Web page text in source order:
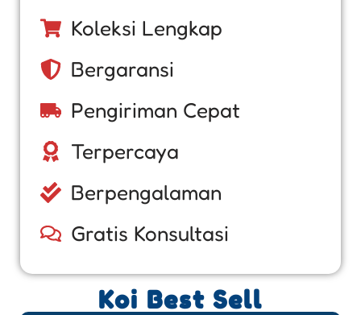
Koleksi Lengkap
Bergaransi
Pengiriman Cepat
Terpercaya
Berpengalaman
Gratis Konsultasi
Koi Best Sell